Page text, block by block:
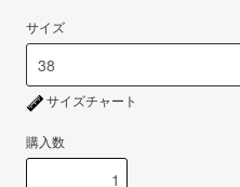
サイズ
サイズチャート
購入数